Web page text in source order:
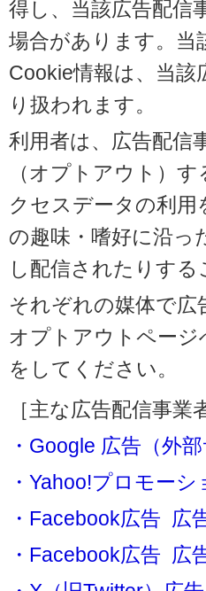
得し、当該広告配信
場合があります。当
Cookie情報は、当
り扱われます。
利用者は、広告配信
（オプトアウト）
クセスデータの利
の趣味・嗜好に沿っ
し配信されたりする
それぞれの媒体で広
オプトアウトページ
をしてください。
［主な広告配信事業
・Google 広告（外
・Yahoo!プロモー
・Facebook広告 広
・Facebook広告 広